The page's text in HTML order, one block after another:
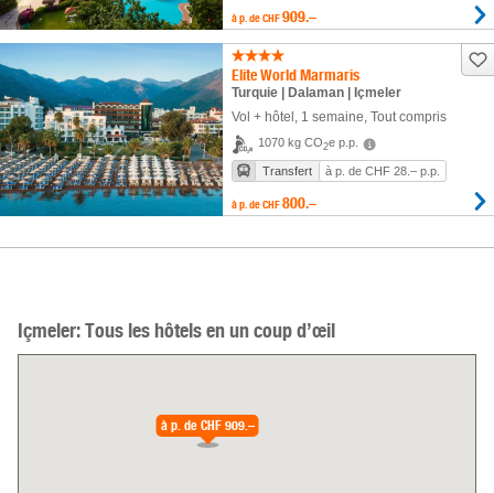
à p. de CHF 909.–
Elite World Marmaris
Turquie | Dalaman | Içmeler
Vol + hôtel 1 semaine , Tout compris
1070 kg CO2e p.p.
Transfert à p. de CHF 28.– p.p.
à p. de CHF 800.–
Içmeler: Tous les hôtels en un coup d’œil
à p. de CHF 909.–